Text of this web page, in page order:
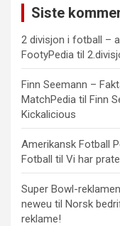
Siste
2 divisjon i fotball –
FootyPedia til
Finn Seemann –
MatchPedia til Finn
Kickalicious
Amerikansk Fotball
Fotball til Vi har
Super Bowl-
neweu til Norsk
reklame!